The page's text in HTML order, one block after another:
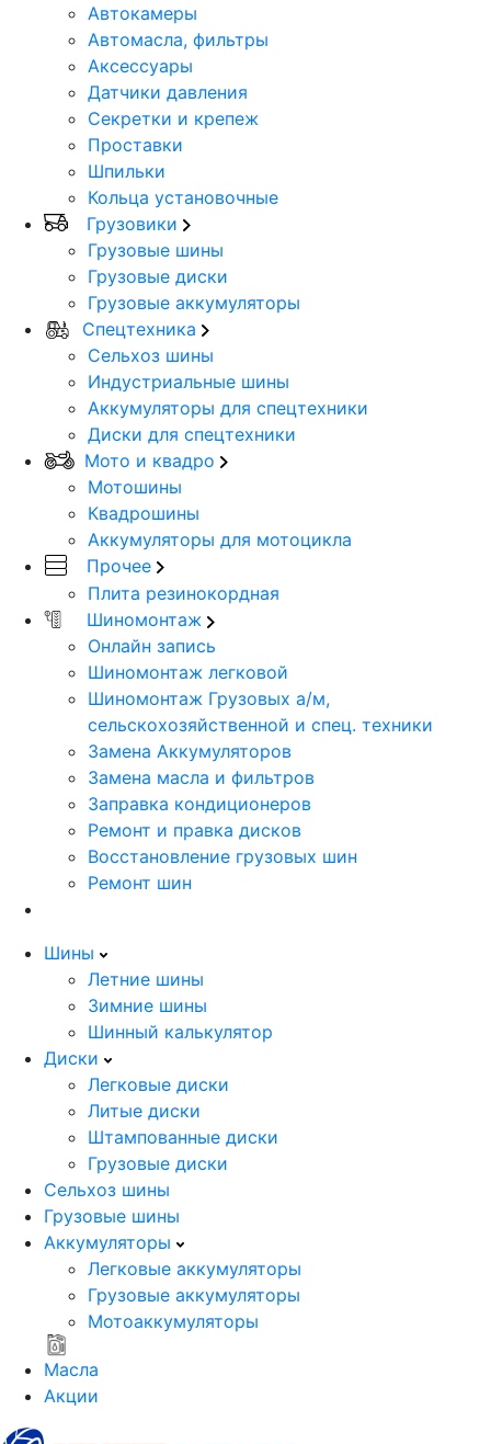
Автокамеры
Автомасла, фильтры
Аксессуары
Датчики давления
Секретки и крепеж
Проставки
Шпильки
Кольца установочные
Грузовики
Грузовые шины
Грузовые диски
Грузовые аккумуляторы
Спецтехника
Сельхоз шины
Индустриальные шины
Аккумуляторы для спецтехники
Диски для спецтехники
Мото и квадро
Мотошины
Квадрошины
Аккумуляторы для мотоцикла
Прочее
Плита резинокордная
Шиномонтаж
Онлайн запись
Шиномонтаж легковой
Шиномонтаж Грузовых а/м,
сельскохозяйственной и спец. техники
Замена Аккумуляторов
Замена масла и фильтров
Заправка кондиционеров
Ремонт и правка дисков
Восстановление грузовых шин
Ремонт шин
Шины
Летние шины
Зимние шины
Шинный калькулятор
Диски
Легковые диски
Литые диски
Штампованные диски
Грузовые диски
Сельхоз шины
Грузовые шины
Аккумуляторы
Легковые аккумуляторы
Грузовые аккумуляторы
Мотоаккумуляторы
Масла
Акции